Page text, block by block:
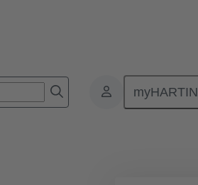
Conectores de placa a placa de